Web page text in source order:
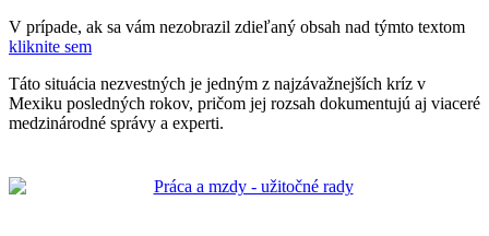
V prípade, ak sa vám nezobrazil zdieľaný obsah nad týmto textom
kliknite sem
Táto situácia nezvestných je jedným z najzávažnejších kríz v
Mexiku posledných rokov, pričom jej rozsah dokumentujú aj viaceré
medzinárodné správy a experti.